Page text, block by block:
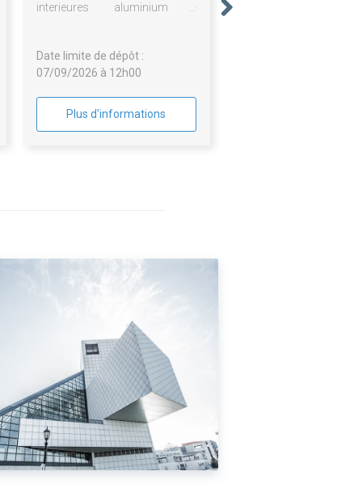
interieures aluminium -
Date limite de dépôt :
07/09/2026 à 12h00
Plus d'informations